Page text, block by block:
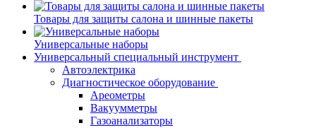
Товары для защиты салона и шинные пакеты
Универсальные наборы
Универсальный специальный инструмент
Автоэлектрика
Диагностическое оборудование
Ареометры
Вакуумметры
Газоанализаторы